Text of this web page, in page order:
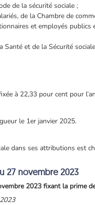
de la sécurité sociale ;
de la Chambre de
et employés
et de la Sécurité
à 22,33 pour cent pour
le 1er janvier 2025.
dans ses attributions est
27 novembre 2023
2023 fixant la prime